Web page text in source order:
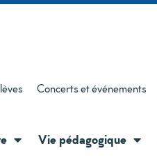
Concerts et événements
Vie pédagogique